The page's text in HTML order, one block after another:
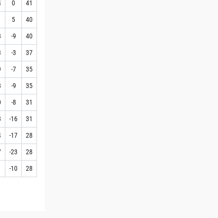
0 41
5 40
-9 40
-3 37
-7 35
-9 35
-8 31
-16 31
-17 28
-23 28
-10 28